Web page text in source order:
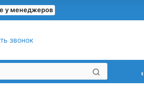
у менеджеров
звонок